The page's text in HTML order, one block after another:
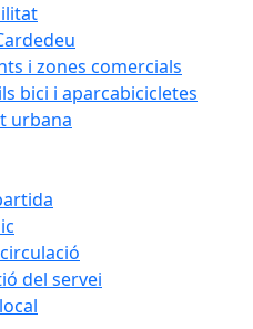
i zones comercials
bici i aparcabicicletes
urbana
del servei